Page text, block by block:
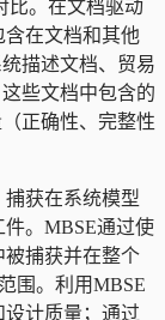
比。在文档驱动
含在文档和其他
描述文档、贸易
些文档中包含的
正确性、完整性
获在系统模型
。MBSE通过使
被捕获并在整个
围。利用MBSE
计质量；通过